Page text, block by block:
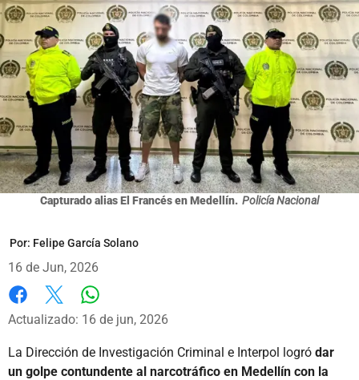
Capturado alias El Francés en Medellín. Policía Nacional
Por: Felipe García Solano
16 de Jun, 2026
Facebook
X
Actualizado: 16 de jun, 2026
La Dirección de Investigación Criminal e Interpol logró dar
un golpe contundente al narcotráfico en Medellín con la